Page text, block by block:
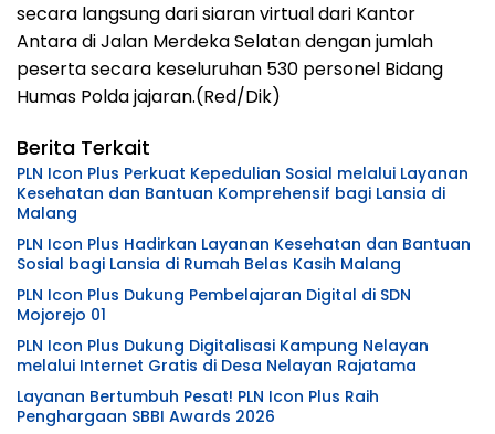
secara langsung dari siaran virtual dari Kantor
Antara di Jalan Merdeka Selatan dengan jumlah
peserta secara keseluruhan 530 personel Bidang
Humas Polda jajaran.(Red/Dik)
Berita Terkait
PLN Icon Plus Perkuat Kepedulian Sosial melalui Layanan
Kesehatan dan Bantuan Komprehensif bagi Lansia di
Malang
PLN Icon Plus Hadirkan Layanan Kesehatan dan Bantuan
Sosial bagi Lansia di Rumah Belas Kasih Malang
PLN Icon Plus Dukung Pembelajaran Digital di SDN
Mojorejo 01
PLN Icon Plus Dukung Digitalisasi Kampung Nelayan
melalui Internet Gratis di Desa Nelayan Rajatama
Layanan Bertumbuh Pesat! PLN Icon Plus Raih
Penghargaan SBBI Awards 2026